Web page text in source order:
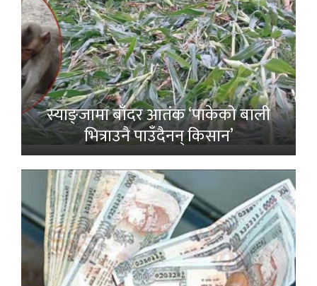
स्याङ्जामा बाँदर आतंक ‘पाकेको बाली
भित्राउनै पाउँदैनन् किसान’